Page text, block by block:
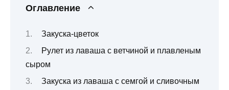
Оглавление
Закуска-цветок
Рулет из лаваша с ветчиной и плавленым
сыром
Закуска из лаваша с семгой и сливочным